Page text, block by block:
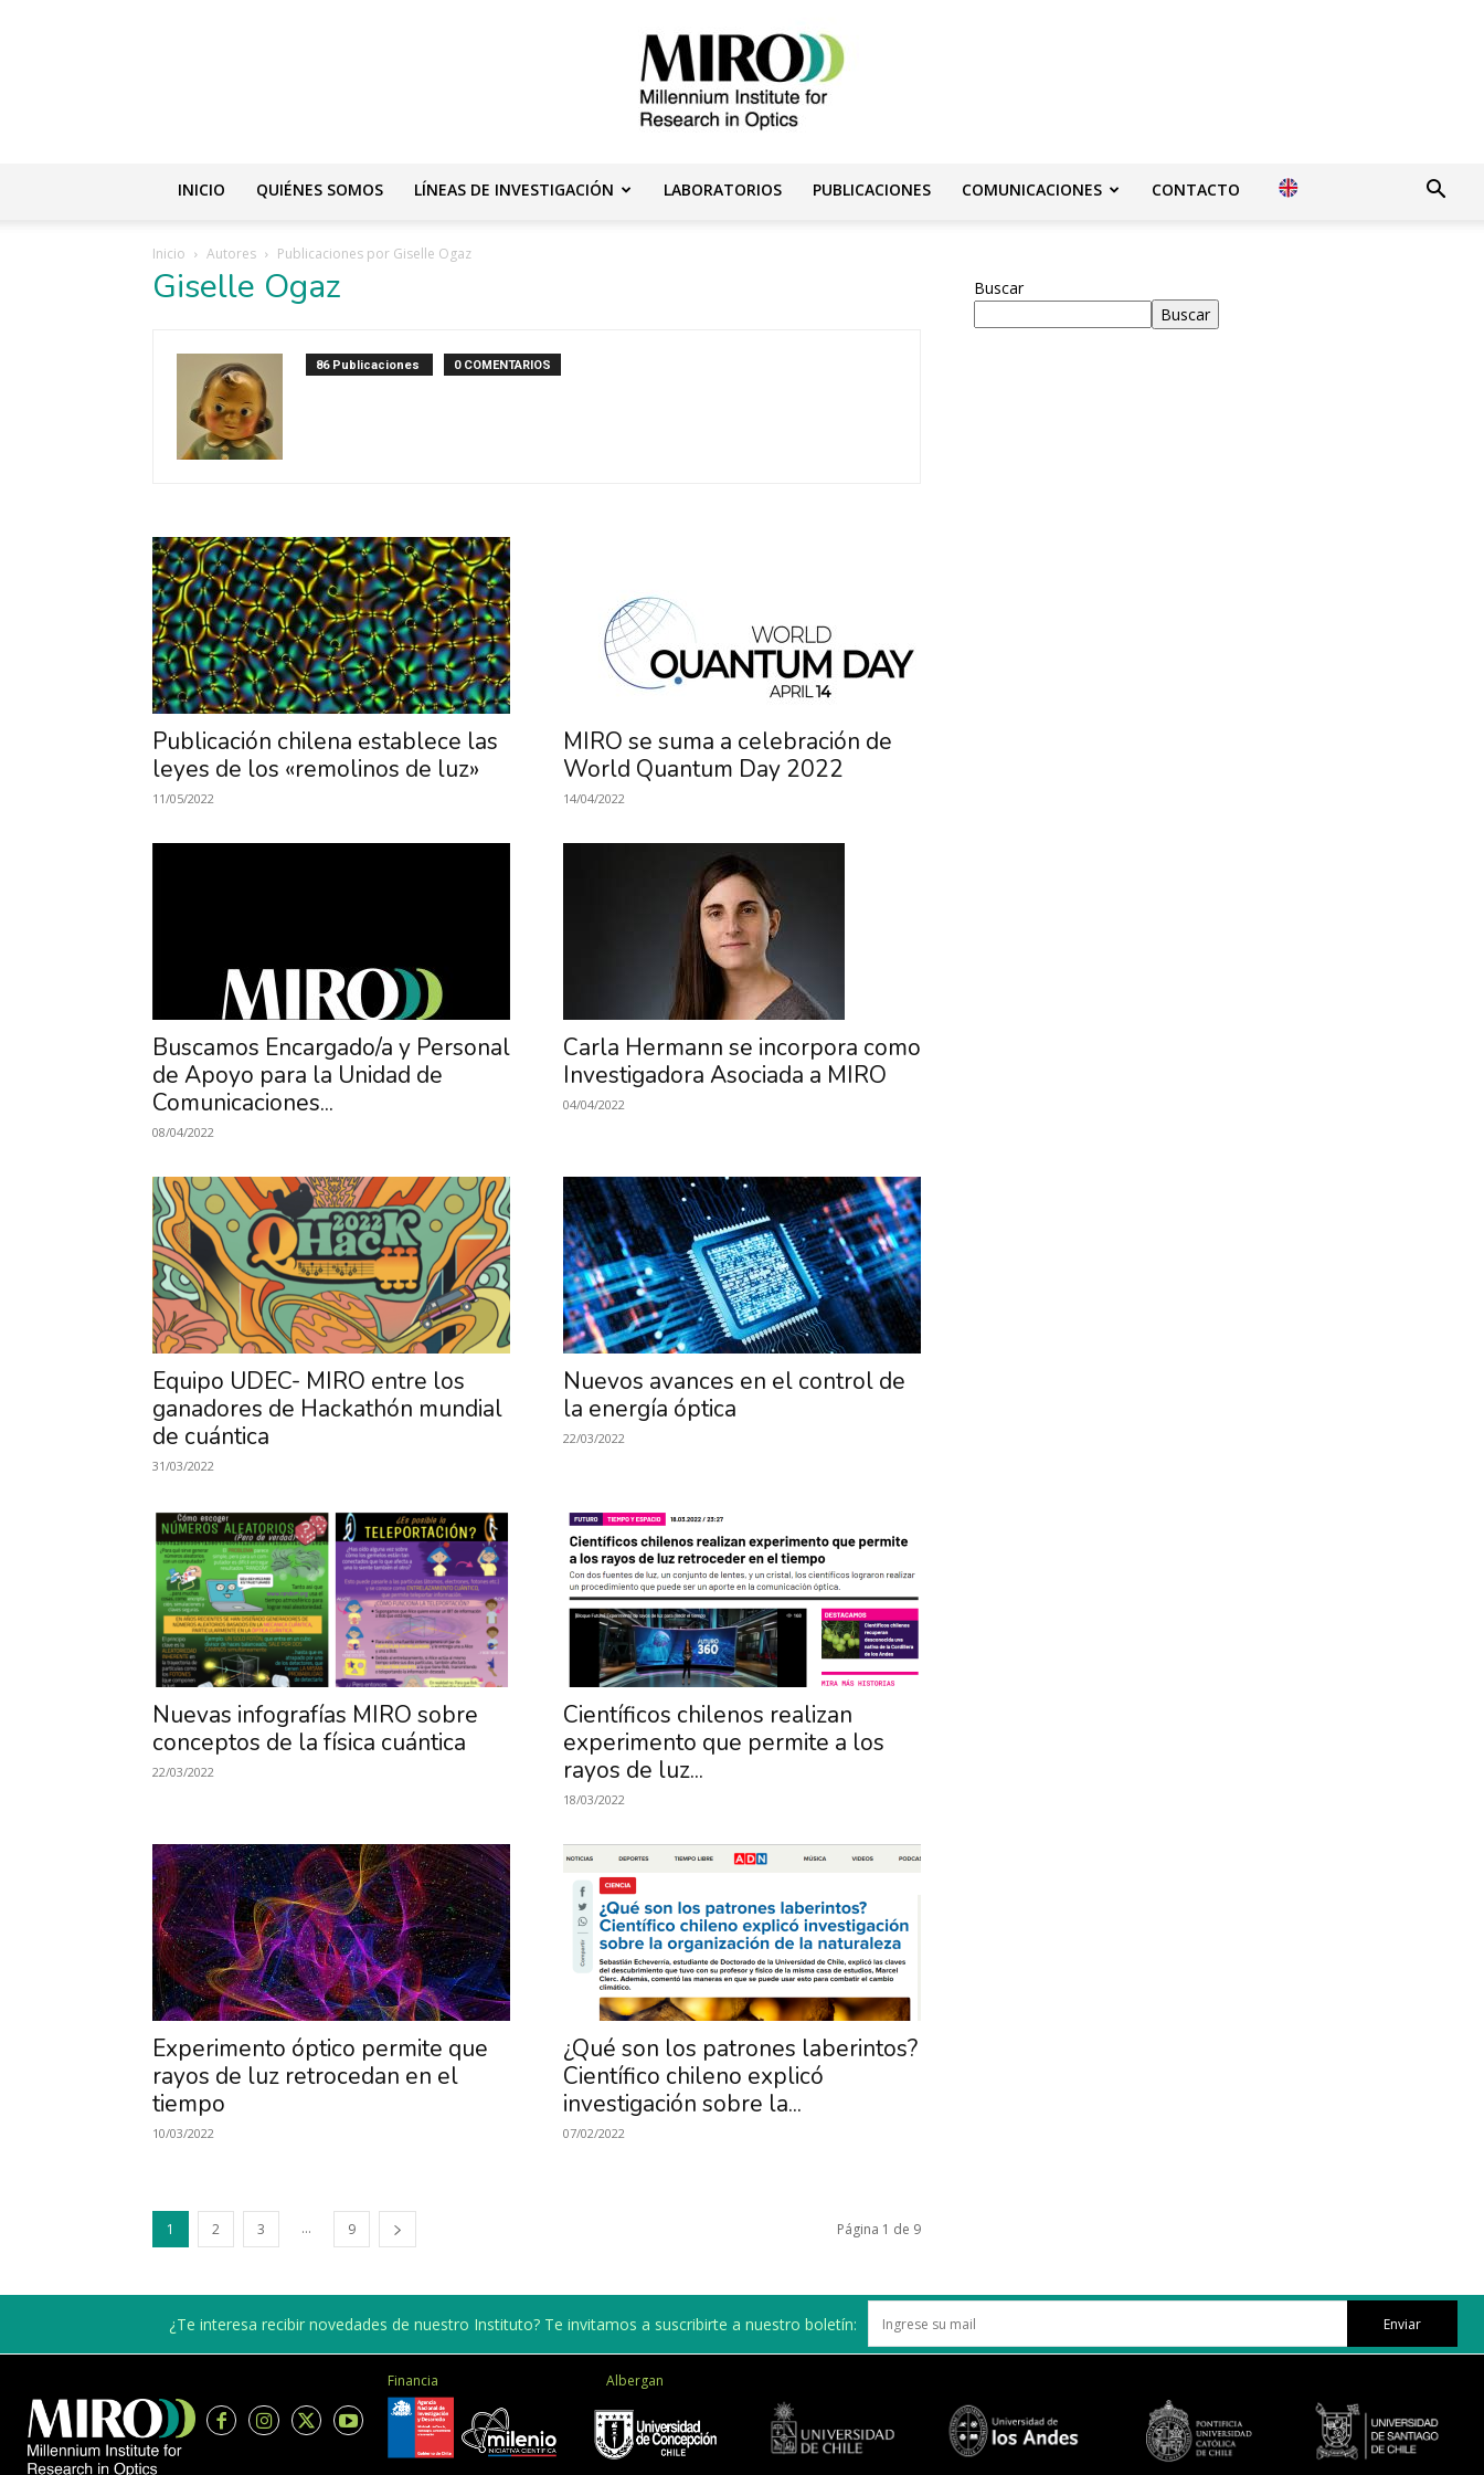
Investigación
Óptica,
INICIO QUIÉNES SOMOS LÍNEAS DE INVESTIGACIÓN LABORATORIOS PUBLICACIONES COMUNICACIONES CONTACTO
Inicio Autores Publicaciones por Giselle Ogaz
Giselle Ogaz
86 Publicaciones 0 COMENTARIOS
Publicación chilena establece las
leyes de los «remolinos de luz»
11/05/2022
MIRO se suma a celebración de
World Quantum Day 2022
14/04/2022
Buscamos Encargado/a y Personal
de Apoyo para la Unidad de
Comunicaciones...
08/04/2022
Carla Hermann se incorpora como
Investigadora Asociada a MIRO
04/04/2022
Equipo UDEC- MIRO entre los
ganadores de Hackathón mundial
de cuántica
31/03/2022
Nuevos avances en el control de
la energía óptica
22/03/2022
Nuevas infografías MIRO sobre
conceptos de la física cuántica
22/03/2022
Científicos chilenos realizan
experimento que permite a los
rayos de luz...
18/03/2022
Experimento óptico permite que
rayos de luz retrocedan en el
tiempo
10/03/2022
¿Qué son los patrones laberintos?
Científico chileno explicó
investigación sobre la...
07/02/2022
1 2 3 ... 9 Página 1 de 9
Buscar
Buscar
¿Te interesa recibir novedades de nuestro Instituto? Te invitamos a suscribirte a nuestro boletín: Enviar
Financia Albergan